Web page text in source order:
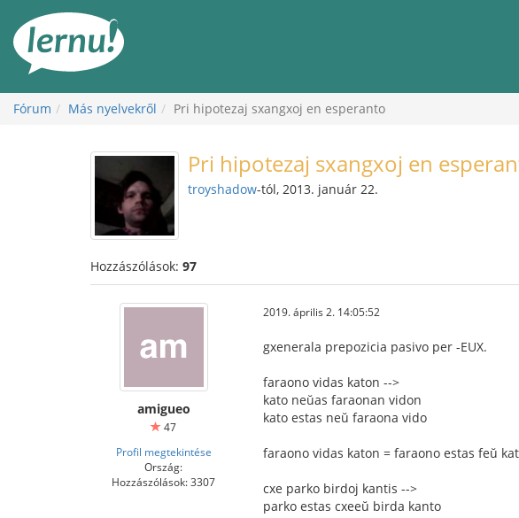
Fórum Más nyelvekről Pri hipotezaj sxangxoj en esperanto
Pri hipotezaj sxangxoj en
troyshadow-tól, 2013. január 22.
Hozzászólások: 97
amigueo
47
Profil megtekintése
Ország:
Hozzászólások: 3307
2019. április 2. 14:05:52
gxenerala prepozicia pasivo per -EUX.
faraono vidas katon -->
kato neŭas faraonan vidon
kato estas neŭ faraona vido
faraono vidas katon = faraono estas feŭ
cxe parko birdoj kantis -->
parko estas cxeeŭ birda kanto